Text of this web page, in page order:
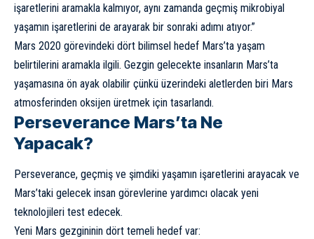
işaretlerini aramakla kalmıyor, aynı zamanda geçmiş mikrobiyal
yaşamın işaretlerini de arayarak bir sonraki adımı atıyor.”
Mars 2020 görevindeki dört bilimsel hedef Mars’ta yaşam
belirtilerini aramakla ilgili. Gezgin gelecekte insanların Mars’ta
yaşamasına ön ayak olabilir çünkü üzerindeki aletlerden biri Mars
atmosferinden oksijen üretmek için tasarlandı.
Perseverance Mars’ta Ne
Yapacak?
Perseverance, geçmiş ve şimdiki yaşamın işaretlerini arayacak ve
Mars’taki gelecek insan görevlerine yardımcı olacak yeni
teknolojileri test edecek.
Yeni Mars gezgininin dört temeli hedef var: